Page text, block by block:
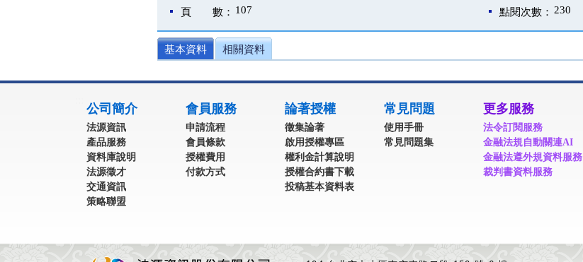
頁 數： 107 點閱次數： 230
基本資料 相關資料
公司簡介
法源資訊
產品服務
資料庫說明
法源徵才
交通資訊
策略聯盟
會員服務
申請流程
會員條款
授權費用
付款方式
論著授權
徵集論著
啟用授權專區
權利金計算說明
授權合約書下載
投稿基本資料表
常見問題
使用手冊
常見問題集
更多服務
法令訂閱服務
金融法規自動關連AI
金融法遵外規資料服務
裁判書資料服務